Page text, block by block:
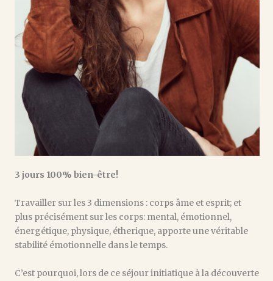
3 jours 100% bien-être!
Travailler sur les 3 dimensions : corps âme et esprit; et
plus précisément sur les corps: mental, émotionnel,
énergétique, physique, étherique, apporte une véritable
stabilité émotionnelle dans le temps.
C’est pourquoi, lors de ce séjour initiatique à la découverte